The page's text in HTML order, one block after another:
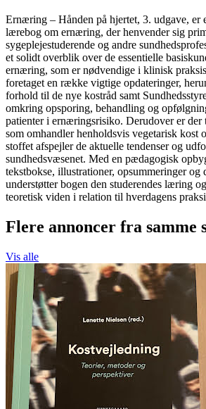
Ernæring – Hånden på hjertet, 3. udgave, er
lærebog om ernæring, der henvender sig
sygeplejestuderende og andre
et solidt overblik over de essentielle
ernæring, som er nødvendige i klinisk
foretaget en række vigtige opdateringer,
forhold til de nye kostråd samt
omkring opsporing, behandling og
patienter i ernæringsrisiko. Derudover er der
som omhandler henholdsvis vegetarisk kost
stoffet afspejler de aktuelle tendenser og
sundhedsvæsenet. Med en pædagogisk
tekstbokse, illustrationer, opsummeringer og
understøtter bogen den studerendes læring
teoretisk viden i relation til hverdagens
Flere annoncer fra samme
Vis alle